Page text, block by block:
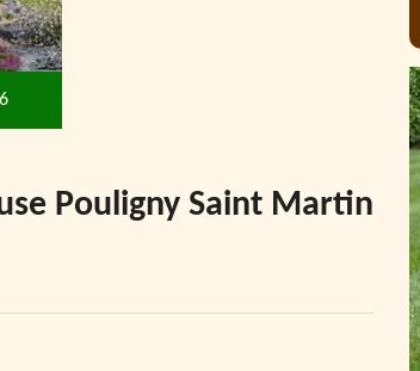
Pouligny Saint Martin